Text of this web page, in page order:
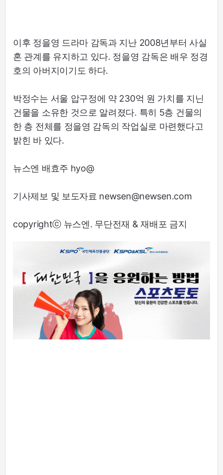
이후 정을영 드라마 감독과 지난 2008년부터 사실
혼 관계를 유지하고 있다. 정을영 감독은 배우 정경
호의 아버지이기도 하다.
박정수는 서울 압구정에 약 230억 원 가치를 지닌
건물을 소유한 것으로 알려졌다. 특히 5층 건물의
한 층 전체를 정을영 감독의 작업실로 마련했다고
밝힌 바 있다.
뉴스엔 배효주 hyo@
기사제보 및 보도자료 newsen@newsen.com
copyrightⓒ 뉴스엔. 무단전재 & 재배포 금지